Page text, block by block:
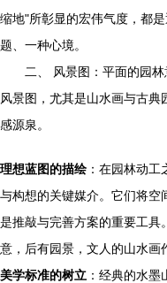
缩地"所彰显的宏伟气度，都
题、一种心境。
二、 风景图：平面的园林
风景图，尤其是山水画与古
感源泉。
理想蓝图的描绘 ：在园林动
与构想的关键媒介。它们将空
是推敲与完善方案的重要工具
意，后有园景，文人的山水画
美学标准的树立 ：经典的水